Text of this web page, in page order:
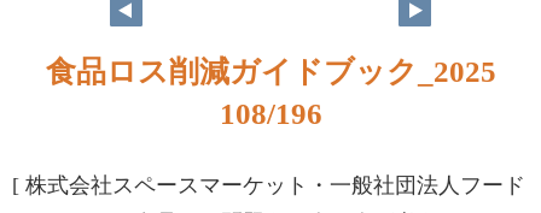
食品ロス削減ガイドブック_2025
108/196
[ 株式会社スペースマーケット・一般社団法人フード